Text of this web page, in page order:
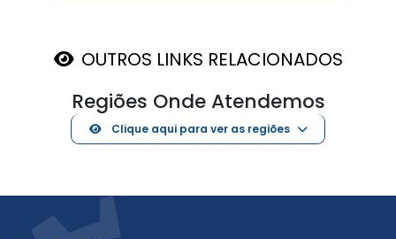
OUTROS LINKS RELACIONADOS
Regiões Onde Atendemos
Clique aqui para ver as regiões